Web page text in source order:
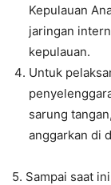
Kepulauan
jaringan
kepulauan.
Untuk
sarung
anggarkan di
5. Sampai saat